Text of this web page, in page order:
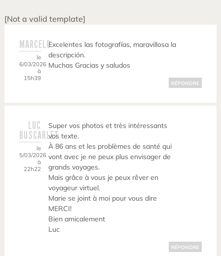
[Not a valid template]
MARCELO
le
6/03/2026
à
15h39
Excelentes las fotografías, maravillosa la
descripción.
Muchas Gracias y saludos
RÉPONDRE
LUC
BUSCARLET
le
5/03/2026
à
22h22
Super vos photos et très intéressants
vos texte.
À 86 ans et les problèmes de santé qui
vont avec je ne peux plus envisager de
grands voyages.
Mais grâce à vous je peux rêver en
voyageur virtuel.
Marie se joint à moi pour vous dire
MERCI!
Bien amicalement
Luc
RÉPONDRE